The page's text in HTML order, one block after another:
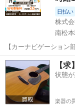
日払い
株式
南松
【カーナビゲーション
円！／うれしい土日祝
OK！ 人気の工場のお仕事 ◇カーナビゲーション部品の組立◇ ■ 業務
内容 車載用カーナビゲ
長野 松本市 南
【
状態
楽器の